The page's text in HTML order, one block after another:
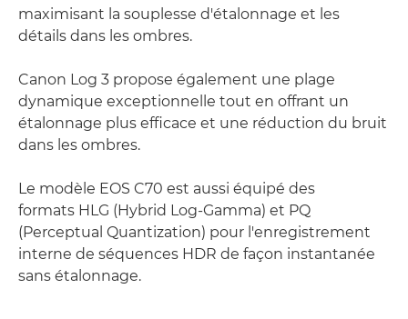
maximisant la souplesse d'étalonnage et les
détails dans les ombres.
Canon Log 3 propose également une plage
dynamique exceptionnelle tout en offrant un
étalonnage plus efficace et une réduction du bruit
dans les ombres.
Le modèle EOS C70 est aussi équipé des
formats HLG (Hybrid Log-Gamma) et PQ
(Perceptual Quantization) pour l'enregistrement
interne de séquences HDR de façon instantanée
sans étalonnage.